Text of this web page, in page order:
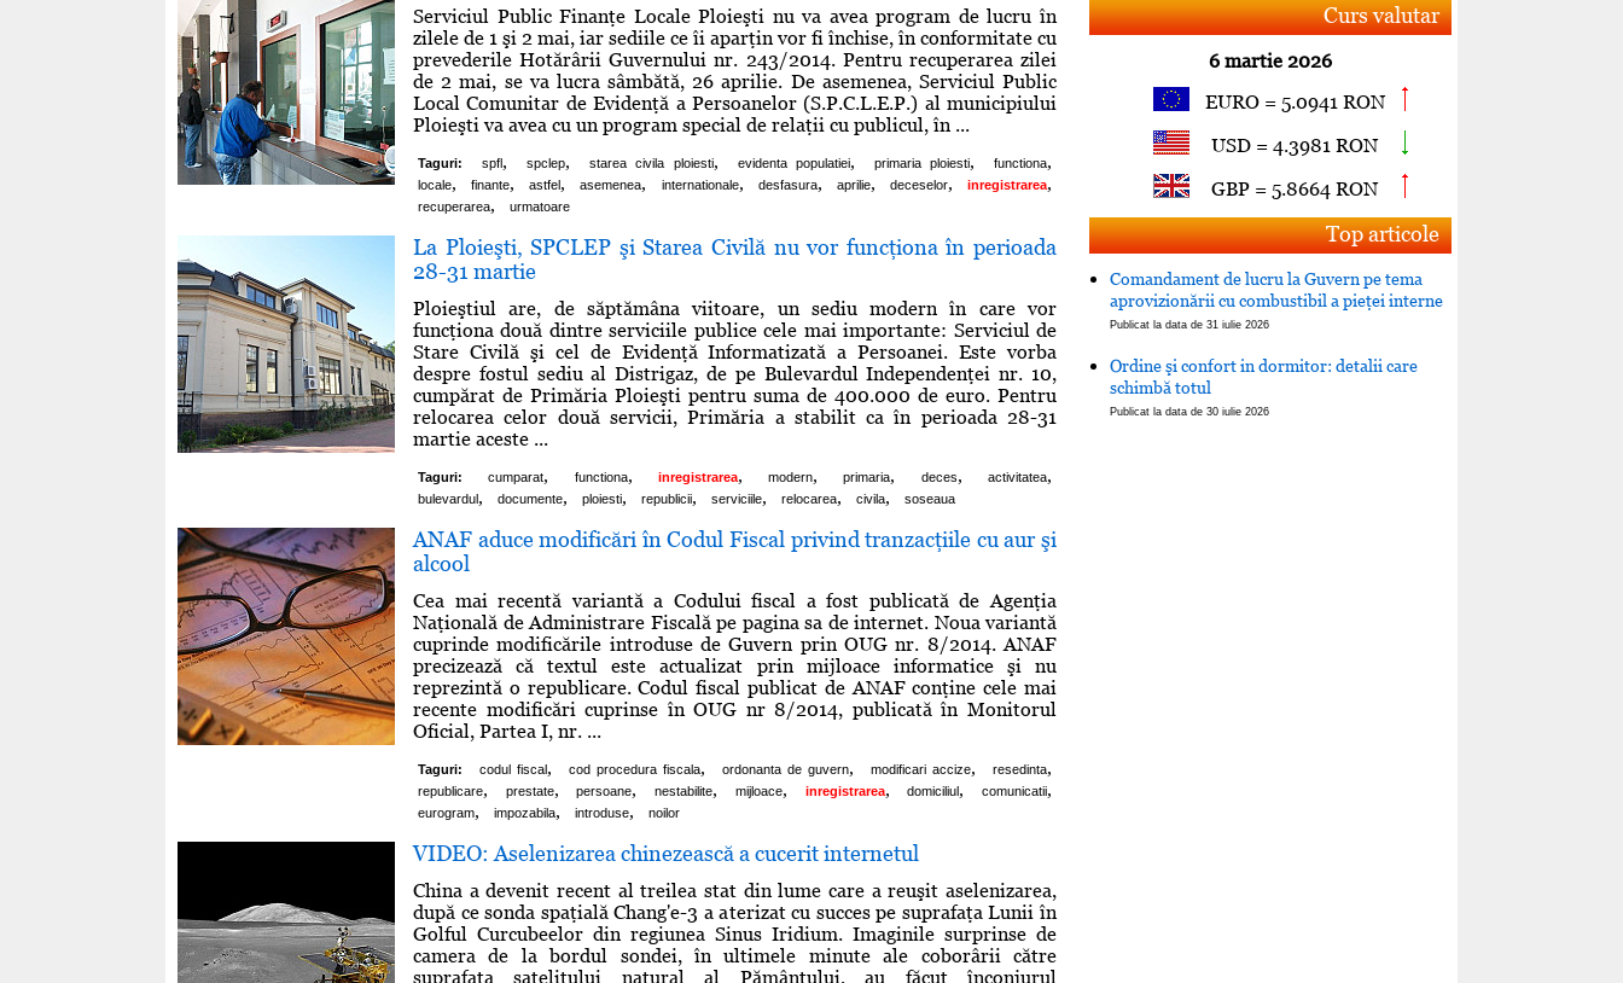
Serviciul Public Finanţe Locale Ploieşti nu va avea program de lucru în
zilele de 1 şi 2 mai, iar sediile ce îi aparţin vor fi închise, în conformitate cu
prevederile Hotărârii Guvernului nr. 243/2014. Pentru recuperarea zilei
de 2 mai, se va lucra sâmbătă, 26 aprilie. De asemenea, Serviciul Public
Local Comunitar de Evidenţă a Persoanelor (S.P.C.L.E.P.) al municipiului
Ploieşti va avea cu un program special de relaţii cu publicul, în ...
Taguri: spfl, spclep, starea civila ploiesti, evidenta populatiei, primaria ploiesti, functiona,
locale, finante, astfel, asemenea, internationale, desfasura, aprilie, deceselor, inregistrarea,
recuperarea, urmatoare
La Ploieşti, SPCLEP şi Starea Civilă nu vor funcţiona în perioada
28-31 martie
Ploieştiul are, de săptămâna viitoare, un sediu modern în care vor
funcţiona două dintre serviciile publice cele mai importante: Serviciul de
Stare Civilă şi cel de Evidenţă Informatizată a Persoanei. Este vorba
despre fostul sediu al Distrigaz, de pe Bulevardul Independenţei nr. 10,
cumpărat de Primăria Ploieşti pentru suma de 400.000 de euro. Pentru
relocarea celor două servicii, Primăria a stabilit ca în perioada 28-31
martie aceste ...
Taguri: cumparat, functiona, inregistrarea, modern, primaria, deces, activitatea,
bulevardul, documente, ploiesti, republicii, serviciile, relocarea, civila, soseaua
ANAF aduce modificări în Codul Fiscal privind tranzacţiile cu aur şi
alcool
Cea mai recentă variantă a Codului fiscal a fost publicată de Agenţia
Naţională de Administrare Fiscală pe pagina sa de internet. Noua variantă
cuprinde modificările introduse de Guvern prin OUG nr. 8/2014. ANAF
precizează că textul este actualizat prin mijloace informatice şi nu
reprezintă o republicare. Codul fiscal publicat de ANAF conţine cele mai
recente modificări cuprinse în OUG nr 8/2014, publicată în Monitorul
Oficial, Partea I, nr. ...
Taguri: codul fiscal, cod procedura fiscala, ordonanta de guvern, modificari accize, resedinta,
republicare, prestate, persoane, nestabilite, mijloace, inregistrarea, domiciliul, comunicatii,
eurogram, impozabila, introduse, noilor
VIDEO: Aselenizarea chinezească a cucerit internetul
China a devenit recent al treilea stat din lume care a reuşit aselenizarea,
după ce sonda spaţială Chang'e-3 a aterizat cu succes pe suprafaţa Lunii în
Golful Curcubeelor din regiunea Sinus Iridium. Imaginile surprinse de
camera de la bordul sondei, în ultimele minute ale coborârii către
suprafaţa satelitului natural al Pământului, au făcut înconjurul
Curs valutar
6 martie 2026
EURO = 5.0941 RON
USD = 4.3981 RON
GBP = 5.8664 RON
Top articole
Comandament de lucru la Guvern pe tema
aprovizionării cu combustibil a pieţei interne
Publicat la data de 31 iulie 2026
Ordine şi confort in dormitor: detalii care
schimbă totul
Publicat la data de 30 iulie 2026